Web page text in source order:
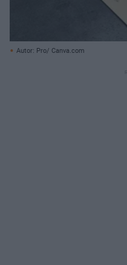
Autor: Pro/ Canva.com